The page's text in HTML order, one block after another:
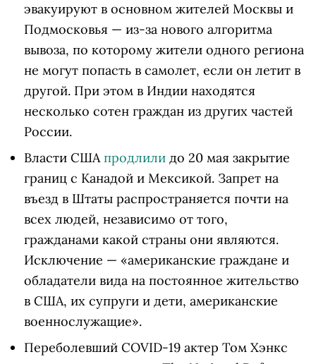
эвакуируют в основном жителей Москвы и
Подмосковья — из-за нового алгоритма
вывоза, по которому жители одного региона
не могут попасть в самолет, если он летит в
другой. При этом в Индии находятся
несколько сотен граждан из других частей
России.
Власти СШАпродлили до 20 мая закрытие
границ с Канадой и Мексикой. Запрет на
въезд в Штаты распространяется почти на
всех людей, независимо от того,
гражданами какой страны они являются.
Исключение — «американские граждане и
обладатели вида на постоянное жительство
в США, их супруги и дети, американские
военнослужащие».
Переболевший COVID-19 актер Том Хэнкс